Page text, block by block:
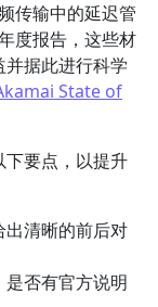
传输中的延迟管
度报告，这些材
据此进行科学
State of
要点，以提升
出清晰的前后对
否有官方说明